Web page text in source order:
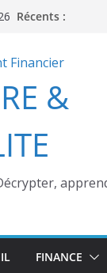
Récents :
&
FINANCE